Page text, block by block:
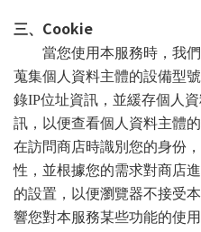
三、 Cookie
當您使用本服務時，我們
蒐集個人資料主體的設備型
錄IP位址資訊，並緩存個人
訊，以便查看個人資料主體的
在訪問商店時識別您的身份
性，並根據您的需求對商店
的設置，以便瀏覽器不接受
響您對本服務某些功能的使